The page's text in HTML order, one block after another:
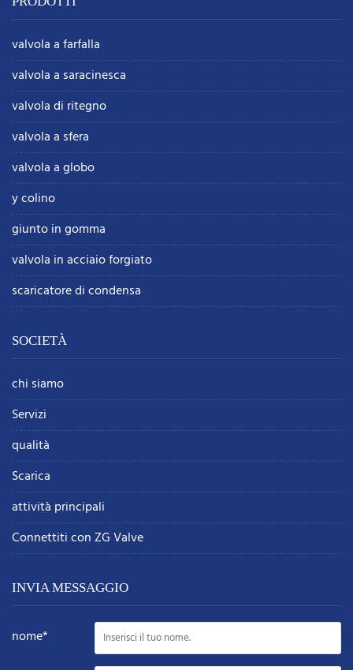
valvola a farfalla
valvola a saracinesca
valvola di ritegno
valvola a sfera
valvola a globo
y colino
giunto in gomma
valvola in acciaio forgiato
scaricatore di condensa
SOCIETÀ
chi siamo
Servizi
qualità
Scarica
attività principali
Connettiti con ZG Valve
INVIA MESSAGGIO
nome*